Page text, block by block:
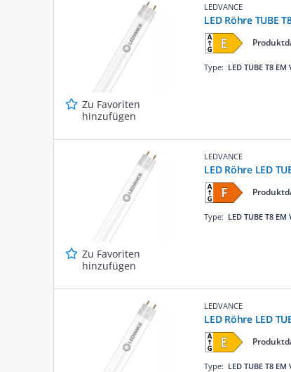
Zu Favoriten
hinzufügen
LEDVANCE
LED Röhre TUBE
Type: LED TUBE T8 EM
Zu Favoriten
hinzufügen
LEDVANCE
LED Röhre LED
Type: LED TUBE T8 EM
LEDVANCE
LED Röhre LED
Type: LED TUBE T8 EM